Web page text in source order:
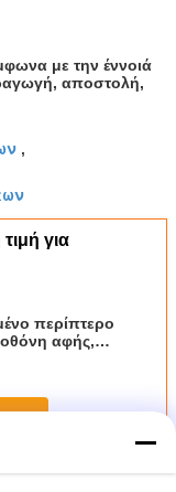
με την έννοιά
αποστολή,
,
για
περίπτερο
αφής,
LCD